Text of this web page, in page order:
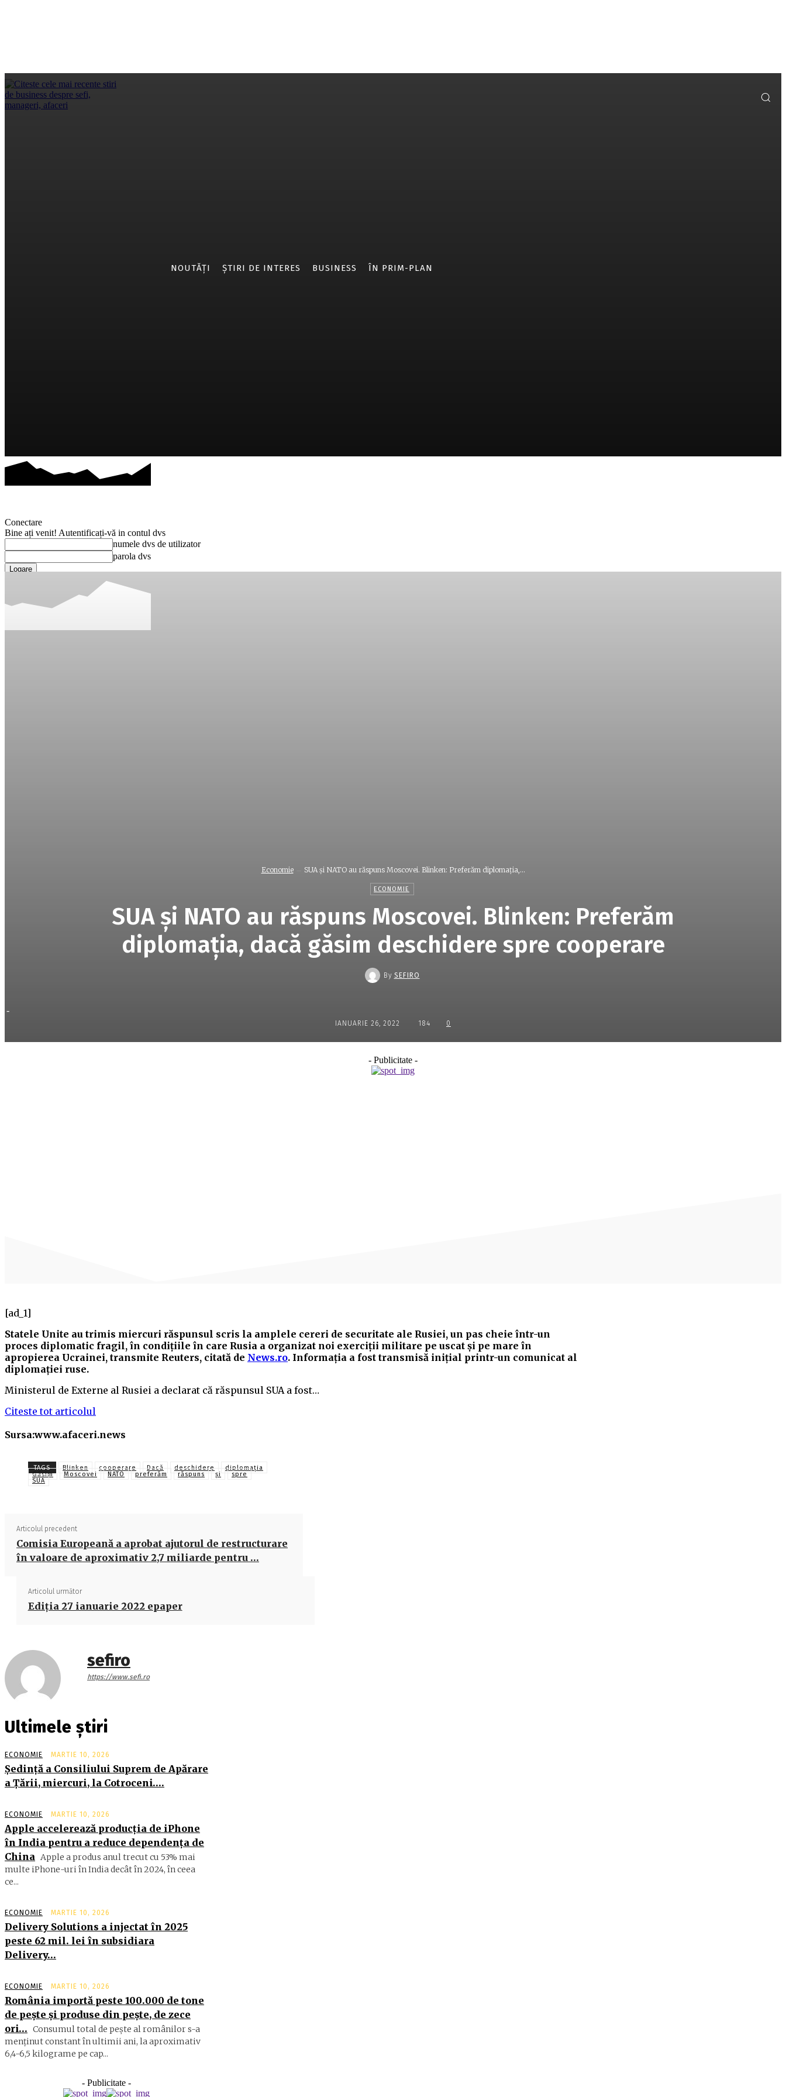
NOUTĂȚI ȘTIRI DE INTERES BUSINESS ÎN PRIM-PLAN
Conectare
Bine ați venit! Autentificați-vă in contul dvs
numele dvs de utilizator
parola dvs
Ați uitat parola? obține ajutor
Recuperați-vă parola
Economie SUA și NATO au răspuns Moscovei. Blinken: Preferăm diplomația,...
ECONOMIE
SUA și NATO au răspuns Moscovei. Blinken: Preferăm
diplomația, dacă găsim deschidere spre cooperare
By SEFIRO
-
IANUARIE 26, 2022 184 0
- Publicitate -
[ad_1]
Statele Unite au trimis miercuri răspunsul scris la amplele cereri de securitate ale Rusiei, un pas cheie într-un
proces diplomatic fragil, în condiţiile în care Rusia a organizat noi exerciţii militare pe uscat şi pe mare în
apropierea Ucrainei, transmite Reuters, citată de News.ro. Informația a fost transmisă inițial printr-un comunicat al
diplomației ruse.
Ministerul de Externe al Rusiei a declarat că răspunsul SUA a fost…
Citeste tot articolul
Sursa:www.afaceri.news
TAGS Blinken cooperare Dacă deschidere
diplomația
Găsim
Moscovei NATO preferăm răspuns și
spre
SUA
Articolul precedent
Comisia Europeană a aprobat ajutorul de restructurare
în valoare de aproximativ 2,7 miliarde pentru …
Articolul următor
Ediţia 27 ianuarie 2022 epaper
sefiro
https://www.sefi.ro
Ultimele știri
ECONOMIE MARTIE 10, 2026
Şedinţă a Consiliului Suprem de Apărare
a Ţării, miercuri, la Cotroceni….
ECONOMIE MARTIE 10, 2026
Apple accelerează producția de iPhone
în India pentru a reduce dependența de
China Apple a produs anul trecut cu 53% mai
multe iPhone-uri în India decât în 2024, în ceea
ce...
ECONOMIE MARTIE 10, 2026
Delivery Solutions a injectat în 2025
peste 62 mil. lei în subsidiara
Delivery…
ECONOMIE MARTIE 10, 2026
România importă peste 100.000 de tone
de peşte şi produse din peşte, de zece
ori… Consumul total de peşte al ro­mâ­nilor s-a
menţinut constant în ul­timii ani, la aproximativ
6,4-6,5 ki­lograme pe cap...
- Publicitate -